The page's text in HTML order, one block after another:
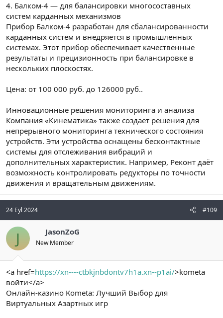
4. Балком-4 — для балансировки многосоставных
систем карданных механизмов
Прибор Балком-4 разработан для сбалансированности
карданных систем и внедряется в промышленных
системах. Этот прибор обеспечивает качественные
результаты и прецизионность при балансировке в
нескольких плоскостях.
Цена: от 100 000 руб. до 126000 руб..
Инновационные решения мониторинга и анализа
Компания «Кинематика» также создает решения для
непрерывного мониторинга технического состояния
устройств. Эти устройства оснащены бесконтактные
системы для отслеживания вибраций и
дополнительных характеристик. Например, Реконт даёт
возможность контролировать редукторы по точности
движения и вращательным движениям.
24 Eyl 2024 #109
J JasonZoG
New Member
<a href=https://xn----ctbkjnbdontv7h1a.xn--p1ai/>kometa
войти</a>
Онлайн-казино Kometa: Лучший Выбор для
Виртуальных Азартных игр